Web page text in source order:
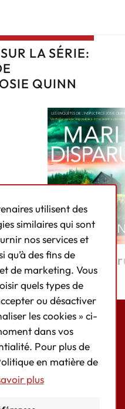
LA SÉRIE:
QUINN
Mari
Instagram
utilisent des
similaires qui sont
nos services et
des fins de
de marketing. Vous
quels types de
ou désactiver
les cookies » ci-
dans vos
Pour plus de
en matière de
plus